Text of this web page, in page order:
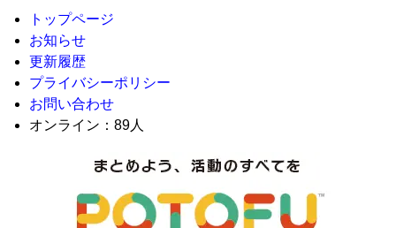
トップページ
お知らせ
更新履歴
プライバシーポリシー
お問い合わせ
オンライン：89人